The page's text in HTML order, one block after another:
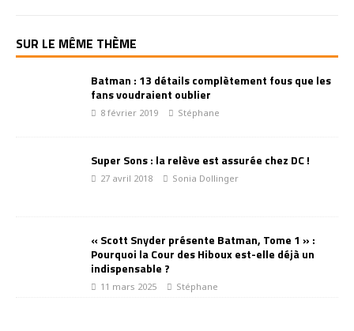
SUR LE MÊME THÈME
Batman : 13 détails complètement fous que les
fans voudraient oublier
8 février 2019 Stéphane
Super Sons : la relève est assurée chez DC !
27 avril 2018 Sonia Dollinger
« Scott Snyder présente Batman, Tome 1 » :
Pourquoi la Cour des Hiboux est-elle déjà un
indispensable ?
11 mars 2025 Stéphane